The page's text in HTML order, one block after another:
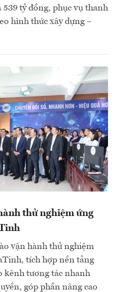
tỷ đồng, phục vụ thanh
hình thức xây dựng –
thử nghiệm ứng
vận hành thử nghiệm
tích hợp nền tảng
kênh tương tác nhanh
góp phần nâng cao